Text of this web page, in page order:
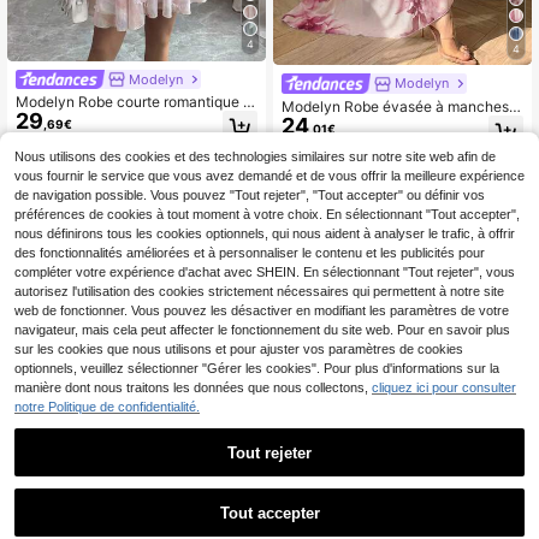
4
Modelyn
Modelyn Robe courte romantique d
e vacances chic à manches courte
s, taille nouée, motif floral 3D tie-dy
e pour femmes
29 ,69€
6
Modelyn CURVE
4
Modelyn
Modelyn Robe évasée à manches l
ongues en mousseline de soie à imp
le printemps et l'été
24,01€
1
Nous utilisons des cookies et des technologies similaires sur notre site web afin de
vous fournir le service que vous avez demandé et de vous offrir la meilleure expérience
de navigation possible. Vous pouvez "Tout rejeter", "Tout accepter" ou définir vos
préférences de cookies à tout moment à votre choix. En sélectionnant "Tout accepter",
nous définirons tous les cookies optionnels, qui nous aident à analyser le trafic, à offrir
des fonctionnalités améliorées et à personnaliser le contenu et les publicités pour
compléter votre expérience d'achat avec SHEIN. En sélectionnant "Tout rejeter", vous
autorisez l'utilisation des cookies strictement nécessaires qui permettent à notre site
web de fonctionner. Vous pouvez les désactiver en modifiant les paramètres de votre
navigateur, mais cela peut affecter le fonctionnement du site web. Pour en savoir plus
sur les cookies que nous utilisons et pour ajuster vos paramètres de cookies
optionnels, veuillez sélectionner "Gérer les cookies". Pour plus d'informations sur la
manière dont nous traitons les données que nous collectons, cliquez ici pour consulter
notre Politique de confidentialité.
Tout rejeter
Tout accepter